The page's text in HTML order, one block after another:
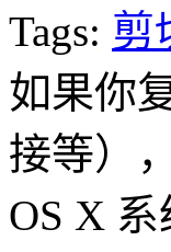
Tags: 剪
如果你
接等）
OS X